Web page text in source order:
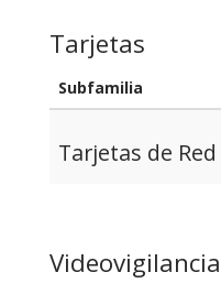
Tarjetas
Subfamilia
Tarjetas de Red
Videovigilancia